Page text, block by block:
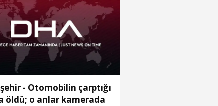
- Otomobilin çarptığı
öldü; o anlar kamerada